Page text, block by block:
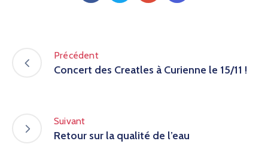
Précédent
Concert des Creatles à Curienne le 15/11 !
Suivant
Retour sur la qualité de l’eau